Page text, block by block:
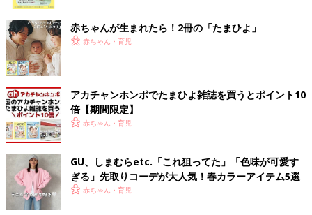
特定の食物を食べてアレルギー症状が出た場合、検査を行いま
す。通常、症状が出る前に検査を行うことはありません。また、
アレルギー検査だけで診断はできません。陽性でも食べて症状が
出ない場合も多くあります。
関連：【小児皮膚科医が解説】赤ちゃんのスキンケアが食物アレ
ルギーの予防につながる理由
ママたちの間で話題になっていることから時事ネタまで、子育て
に関するニュースを掘り下げる、ひよこクラブ人気連載「子育て
トピックス」。読者に人気のテーマを、毎月ネットでも紹介しま
す。2018年７号のトピックは、「麻疹流行のこと」。こうご期
待！（取材・文／ひよこクラブ編集部）
赤ちゃんが生まれたら！2冊の「たまひよ」
赤ちゃん・育児
アカチャンホンポでたまひよ雑誌を買うとポイント10
倍【期間限定】
赤ちゃん・育児
GU、しまむらetc.「これ狙ってた」「色味が可愛す
ぎる」先取りコーデが大人気！春カラーアイテム5選
赤ちゃん・育児